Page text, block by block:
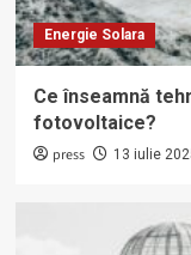
Energie Solara
Ce înseamnă
fotovoltaice?
press 13 iulie